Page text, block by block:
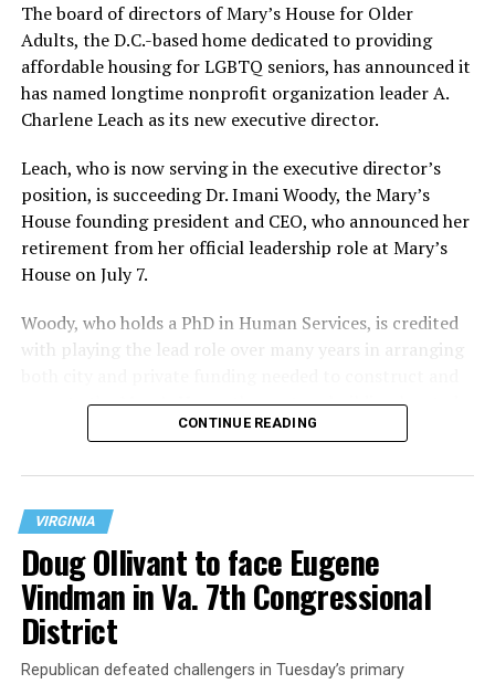
The board of directors of Mary’s House for Older
Adults, the D.C.-based home dedicated to providing
affordable housing for LGBTQ seniors, has announced it
has named longtime nonprofit organization leader A.
Charlene Leach as its new executive director.
Leach, who is now serving in the executive director’s
position, is succeeding Dr. Imani Woody, the Mary’s
House founding president and CEO, who announced her
retirement from her official leadership role at Mary’s
House on July 7.
Woody, who holds a PhD in Human Services, is credited
with playing the lead role over many years in arranging
operate the Mary’s House three-story building located
at 401 Anacostia Road, S.E., in the city’s Fort DuPont
CONTINUE READING
VIRGINIA
Doug Ollivant to face Eugene
Vindman in Va. 7th Congressional
District
Republican defeated challengers in Tuesday’s primary